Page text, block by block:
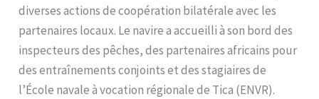
diverses actions de coopération bilatérale avec les
partenaires locaux. Le navire a accueilli à son bord des
inspecteurs des pêches, des partenaires africains pour
des entraînements conjoints et des stagiaires de
l’École navale à vocation régionale de Tica (ENVR).